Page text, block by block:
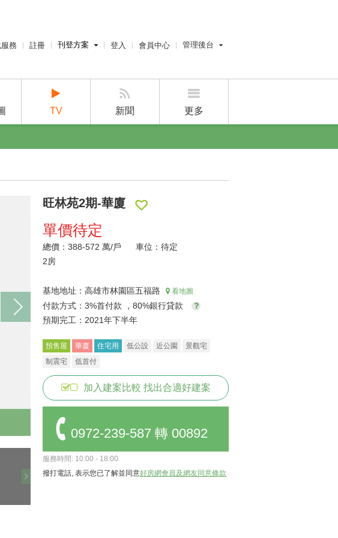
服務 註冊 刊登方案
廣告刊登
建案刊登
登入 會員中心 管理後台
屋主管理後台
TV 新聞 更多
旺林苑2期-華廈
單價待定
總價：388-572 萬/戶 車位：待定
2房
基地地址： 高雄市林園區五福路 看地圖
付款方式： 3%首付款 ，80%銀行貸款
預期完工： 2021年下半年
預售屋 華廈 住宅用 低公設 近公園
景觀宅
制震宅
低首付
加入建案比較 找出合適好建案
0972-239-587 轉 00892
服務時間: 10:00 - 18:00
撥打電話, 表示您已了解並同意好房網會員及網友同意條款